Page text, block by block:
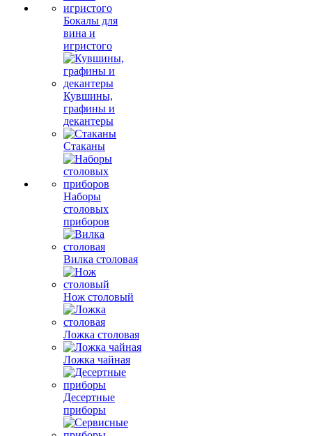
Бокалы для
вина и
игристого
Кувшины,
графины и
декантеры
Стаканы
Наборы
столовых
приборов
Вилка столовая
Нож столовый
Ложка столовая
Ложка чайная
Десертные
приборы